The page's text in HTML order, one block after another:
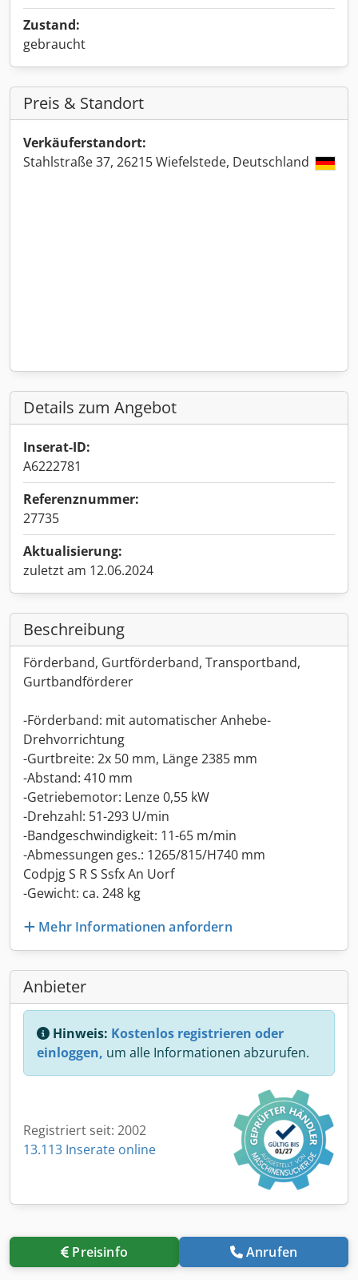
Zustand:
gebraucht
Preis & Standort
Verkäuferstandort:
Stahlstraße 37, 26215 Wiefelstede, Deutschland
Details zum Angebot
Inserat-ID:
A6222781
Referenznummer:
27735
Aktualisierung:
zuletzt am 12.06.2024
Beschreibung
Förderband, Gurtförderband, Transportband,
Gurtbandförderer
-Förderband: mit automatischer Anhebe-
Drehvorrichtung
-Gurtbreite: 2x 50 mm, Länge 2385 mm
-Abstand: 410 mm
-Getriebemotor: Lenze 0,55 kW
-Drehzahl: 51-293 U/min
-Bandgeschwindigkeit: 11-65 m/min
-Abmessungen ges.: 1265/815/H740 mm
Codpjg S R S Ssfx An Uorf
-Gewicht: ca. 248 kg
Mehr Informationen anfordern
Anbieter
Hinweis: Kostenlos registrieren oder
einloggen, um alle Informationen abzurufen.
Registriert seit: 2002
13.113 Inserate online
Preisinfo Anrufen